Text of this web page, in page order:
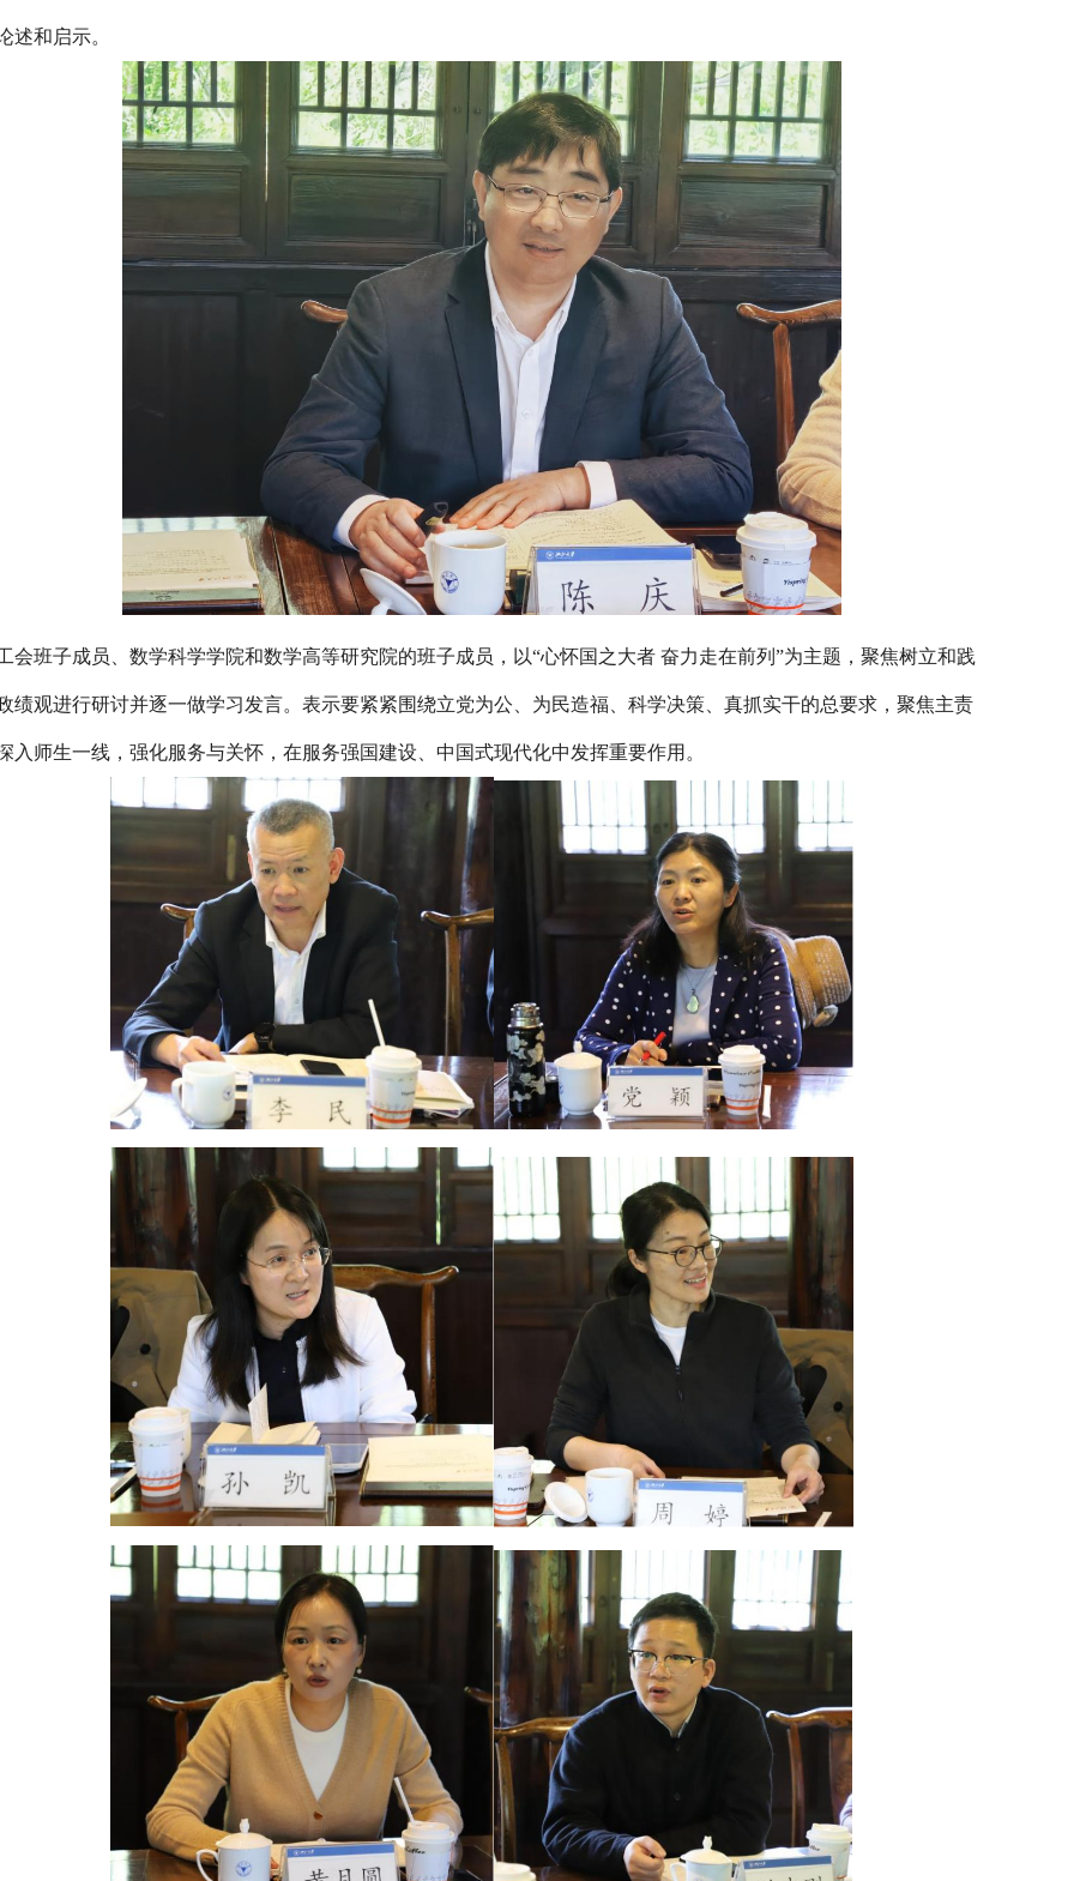
述和启示。
会班子成员、数学科学学院和数学高等研究院的班子成员，以“心怀国之大者 奋力走在前列”为主题 ， 聚焦树立和践
绩观进行研讨并逐一做学习发言。表示要紧紧围绕立党为公、为民造福、科学决策、真抓实干的总要求，聚焦主责
入师生一线，强化服务与关怀，在服务强国建设、中国式现代化中发挥重要作用。